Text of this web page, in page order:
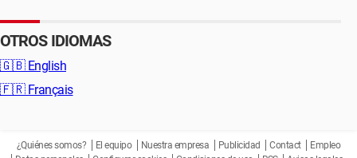
OTROS IDIOMAS
🇬🇧 English
🇫🇷 Français
¿Quiénes somos? El equipo Nuestra empresa Publicidad Contact
Empleo